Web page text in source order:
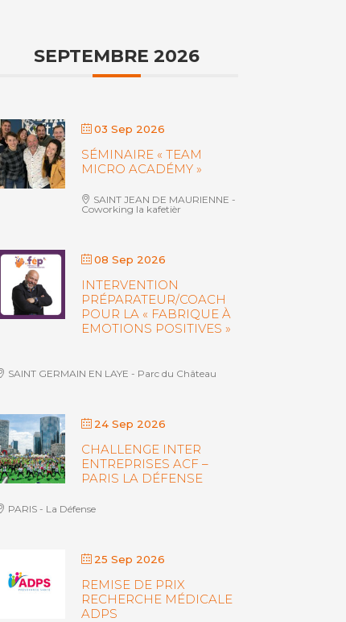
SEPTEMBRE 2026
03 Sep 2026
SÉMINAIRE « TEAM
MICRO ACADÉMY »
SAINT JEAN DE MAURIENNE -
Coworking la kafetièr
08 Sep 2026
INTERVENTION
PRÉPARATEUR/COACH
POUR LA « FABRIQUE À
EMOTIONS POSITIVES »
SAINT GERMAIN EN LAYE - Parc du Château
24 Sep 2026
CHALLENGE INTER
ENTREPRISES ACF –
PARIS LA DÉFENSE
PARIS - La Défense
25 Sep 2026
REMISE DE PRIX
RECHERCHE MÉDICALE
ADPS